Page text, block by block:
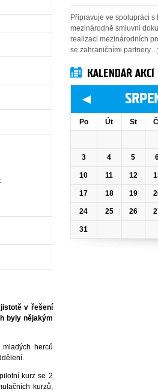
v řešení
byly nějakým
herců
kurz se 2
kurzů,
Připravuje ve spolupráci s
mezinárodně smluvní
realizaci mezinárodních
se zahraničními partnery...
KALENDÁŘ AKCÍ
◄
Po Út St
3 4 5
10 11 12
17 18 19
24 25 26
31